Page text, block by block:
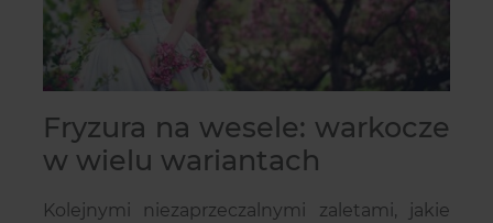
Fryzura na wesele: warkocze
w wielu wariantach
Kolejnymi niezaprzeczalnymi zaletami, jakie